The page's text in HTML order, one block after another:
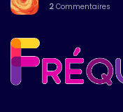
2 Commentaires